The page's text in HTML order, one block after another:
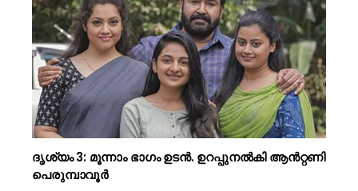
ദൃശ്യം 3: മൂന്നാം ഭാഗം ഉടൻ. ഉറപ്പുനൽകി ആൻറ്റണി
പെരുമ്പാവൂർ